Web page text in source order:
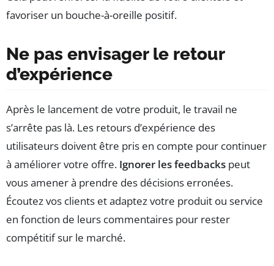
favoriser un bouche-à-oreille positif.
Ne pas envisager le retour
d’expérience
Après le lancement de votre produit, le travail ne
s’arrête pas là. Les retours d’expérience des
utilisateurs doivent être pris en compte pour continuer
à améliorer votre offre. Ignorer les feedbacks peut
vous amener à prendre des décisions erronées.
Écoutez vos clients et adaptez votre produit ou service
en fonction de leurs commentaires pour rester
compétitif sur le marché.